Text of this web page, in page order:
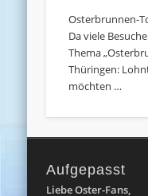
Osterbrunnen-
Da viele
Thema
Thüringen:
möchten …
Aufgepasst
Liebe Oster-Fans,